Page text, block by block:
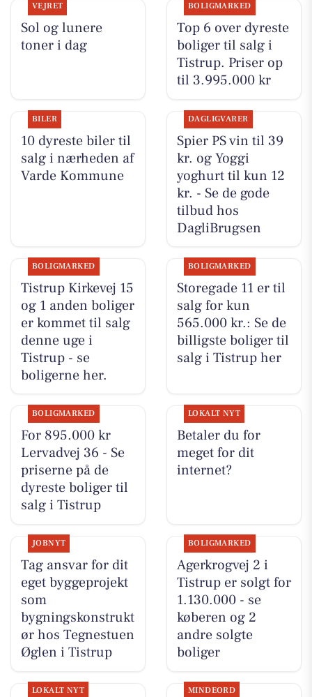
VEJRET
Sol og lunere
toner i dag
BOLIGMARKED
Top 6 over dyreste
boliger til salg i
Tistrup. Priser op
til 3.995.000 kr
BILER
10 dyreste biler til
salg i nærheden af
Varde Kommune
DAGLIGVARER
Spier PS vin til 39
kr. og Yoggi
yoghurt til kun 12
kr. - Se de gode
tilbud hos
DagliBrugsen
BOLIGMARKED
Tistrup Kirkevej 15
og 1 anden boliger
er kommet til salg
denne uge i
Tistrup - se
boligerne her.
BOLIGMARKED
Storegade 11 er til
salg for kun
565.000 kr.: Se de
billigste boliger til
salg i Tistrup her
BOLIGMARKED
For 895.000 kr
Lervadvej 36 - Se
priserne på de
dyreste boliger til
salg i Tistrup
LOKALT NYT
Betaler du for
meget for dit
internet?
JOBNYT
Tag ansvar for dit
eget byggeprojekt
som
bygningskonstrukt
ør hos Tegnestuen
Øglen i Tistrup
BOLIGMARKED
Agerkrogvej 2 i
Tistrup er solgt for
1.130.000 - se
køberen og 2
andre solgte
boliger
LOKALT NYT MINDEORD